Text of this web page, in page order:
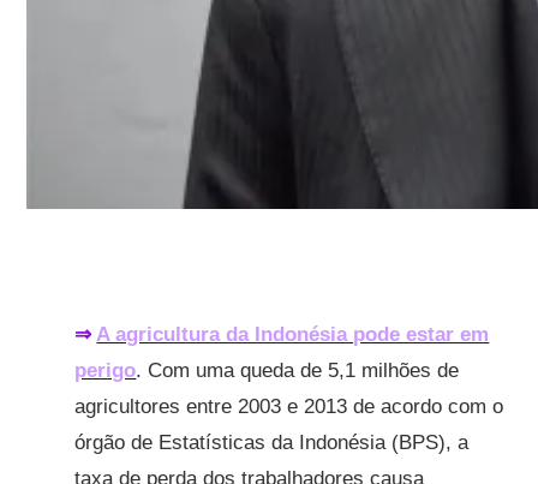
⇒A agricultura da Indonésia pode estar em
perigo. Com uma queda de 5,1 milhões de
agricultores entre 2003 e 2013 de acordo com o
órgão de Estatísticas da Indonésia (BPS), a
taxa de perda dos trabalhadores causa